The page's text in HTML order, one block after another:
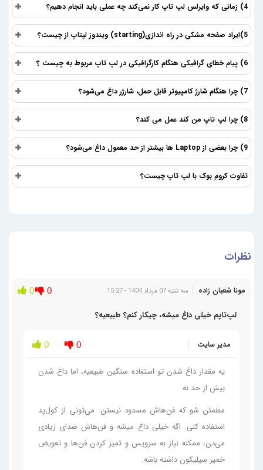
این مدل ها دارای صفحه نمایش لمسی هستند و معمولاً قابلیت تبدیل شدن
به تبلت یا استفاده در حالت‌های مختلف (مانند tent یا استند) را دارند. برای
افرادی که به دنبال تعامل مستقیم با صفحه نمایش، یادداشت‌برداری با قلم، یا
استفاده آسان در حالت تبلت هستند، بسیار مناسب‌اند.
۲. لپ تاپ دانشجویی (Student
Laptop)
این لپتاپ‌ها معمولاً سبک، با دوام، و دارای باتری با عمر طولانی هستند.
قیمت مناسب و کارایی کافی برای انجام تکالیف، تحقیق، و کارهای روزمره
دانشجویی از ویژگی‌های اصلی آن‌هاست. قیمت لپ تاپ دانشجویی به دلیل
پایین بودن قدرت اجزای داخلی، نسبتا ارزان و مقرون به صرفه است.
۳. لپ تاپ گیمینگ (Gaming Laptop)
جذاب هستند.
۴. لپ تاپ مهندسی و طراحی
(Engineering Laptop)
این مدل ها برای اجرای نرم‌افزارهای تخصصی مهندسی، طراحی، و مدل‌سازی
سنگین به قدرت پردازشی و گرافیکی بالا نیاز دارند. صفحه‌نمایش با کیفیت و
آن‌هاست.
Laptop)
این سیستم ها تعادلی بین قیمت و کارایی ارائه می‌دهند و برای انجام کارهای
روزمره در خانه مانند وب‌گردی، کار با اسناد، تماشای فیلم، و ارتباط با دیگران
مناسب هستند. معمولاً دارای صفحه نمایش با اندازه متوسط و امکانات کافی
4) زمانی که وایرلس لپ تاپ کار نمی‌کند چه عملی باید انجام دهیم؟
5)ایراد صفحه مشکی در راه اندازی(starting) ویندوز لپتاپ از چیست؟
6) پیام خطای گرافیکی هنگام کارگرافیکی در لپ تاپ مربوط به چیست ؟
7) چرا هنگام شارژ کامپیوتر قابل حمل، شارژر داغ می‌شود؟
8) چرا لپ تاپ من کند عمل می کند؟
9) چرا بعضی از Laptop ها بیشتر از حد معمول داغ می‌شود؟
تفاوت کروم بوک با لپ تاپ چیست؟
نظرات
مونا شعبان زاده سه شنبه 07 مرداد 1404 - 15:27 0 0
لپ‌تاپم خیلی داغ میشه، چیکار کنم؟ طبیعیه؟
مدیر سایت 0 0
یه مقدار داغ شدن تو استفاده سنگین طبیعیه، اما داغ شدن
بیش از حد نه
مطمئن شو که فن‌هاش مسدود نیستن. می‌تونی از کول‌پد
استفاده کنی. اگه خیلی داغ میشه و فن‌هاش صدای زیادی
می‌دن، ممکنه نیاز به سرویس و تمیز کردن فن‌ها و تعویض
خمیر سیلیکون داشته باشه.